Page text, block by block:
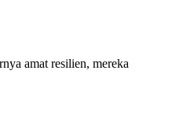
amat resilien, mereka